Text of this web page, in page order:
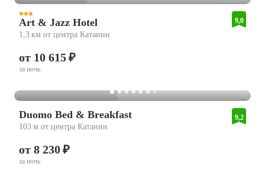
Art & Jazz Hotel
1,3 км от центра Катании
9,0
от 10 615 ₽
за ночь
Duomo Bed & Breakfast
103 м от центра Катании
9,2
от 8 230 ₽
за ночь